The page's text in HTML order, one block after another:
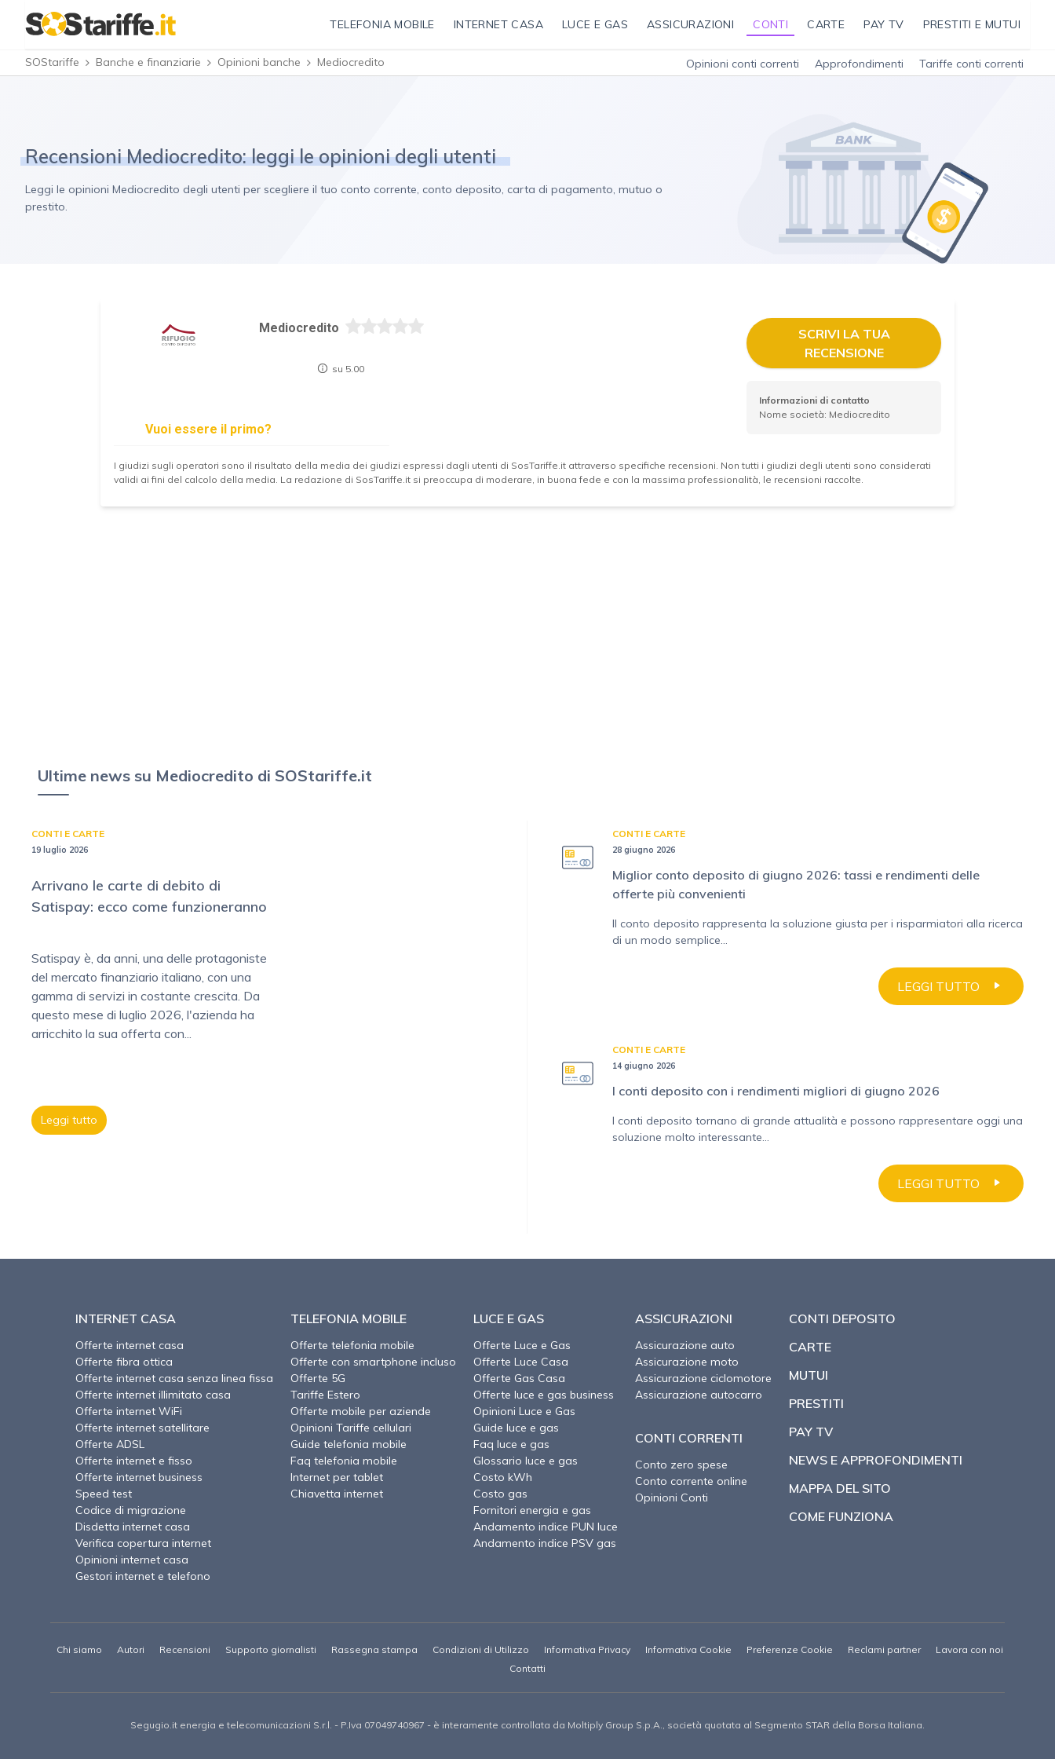
TELEFONIA MOBILE INTERNET CASA LUCE E GAS ASSICURAZIONI CONTI CARTE PAY TV PRESTITI E MUTUI
SOStariffe Banche e finanziarie Opinioni banche Mediocredito Opinioni conti correnti Approfondimenti Tariffe conti correnti
Recensioni Mediocredito: leggi le opinioni degli utenti
Leggi le opinioni Mediocredito degli utenti per scegliere il tuo conto corrente, conto deposito, carta di pagamento, mutuo o
prestito.
Mediocredito
su 5.00
Vuoi essere il primo?
SCRIVI LA TUA
RECENSIONE
Informazioni di contatto
Nome società: Mediocredito
I giudizi sugli operatori sono il risultato della media dei giudizi espressi dagli utenti di SosTariffe.it attraverso specifiche recensioni. Non tutti i giudizi degli utenti sono considerati
validi ai fini del calcolo della media. La redazione di SosTariffe.it si preoccupa di moderare, in buona fede e con la massima professionalità, le recensioni raccolte.
Ultime news su Mediocredito di SOStariffe.it
CONTI E CARTE
19 luglio 2026
Arrivano le carte di debito di
Satispay: ecco come funzioneranno
Satispay è, da anni, una delle protagoniste
del mercato finanziario italiano, con una
gamma di servizi in costante crescita. Da
questo mese di luglio 2026, l'azienda ha
arricchito la sua offerta con...
Leggi tutto
CONTI E CARTE
28 giugno 2026
Miglior conto deposito di giugno 2026: tassi e rendimenti delle
offerte più convenienti
Il conto deposito rappresenta la soluzione giusta per i risparmiatori alla ricerca
di un modo semplice...
LEGGI TUTTO
CONTI E CARTE
14 giugno 2026
I conti deposito con i rendimenti migliori di giugno 2026
I conti deposito tornano di grande attualità e possono rappresentare oggi una
soluzione molto interessante...
LEGGI TUTTO
INTERNET CASA
Offerte internet casa
Offerte fibra ottica
Offerte internet casa senza linea fissa
Offerte internet illimitato casa
Offerte internet WiFi
Offerte internet satellitare
Offerte ADSL
Offerte internet e fisso
Offerte internet business
Speed test
Codice di migrazione
Disdetta internet casa
Verifica copertura internet
Opinioni internet casa
Gestori internet e telefono
TELEFONIA MOBILE
Offerte telefonia mobile
Offerte con smartphone incluso
Offerte 5G
Tariffe Estero
Offerte mobile per aziende
Opinioni Tariffe cellulari
Guide telefonia mobile
Faq telefonia mobile
Internet per tablet
Chiavetta internet
LUCE E GAS
Offerte Luce e Gas
Offerte Luce Casa
Offerte Gas Casa
Offerte luce e gas business
Opinioni Luce e Gas
Guide luce e gas
Faq luce e gas
Glossario luce e gas
Costo kWh
Costo gas
Fornitori energia e gas
Andamento indice PUN luce
Andamento indice PSV gas
ASSICURAZIONI
Assicurazione auto
Assicurazione moto
Assicurazione ciclomotore
Assicurazione autocarro
CONTI CORRENTI
Conto zero spese
Conto corrente online
Opinioni Conti
CONTI DEPOSITO
CARTE
MUTUI
PRESTITI
PAY TV
NEWS E APPROFONDIMENTI
MAPPA DEL SITO
COME FUNZIONA
Chi siamo Autori Recensioni Supporto giornalisti Rassegna stampa Condizioni di Utilizzo Informativa Privacy Informativa Cookie Preferenze Cookie Reclami partner
Lavora con noi
Contatti
Segugio.it energia e telecomunicazioni S.r.l. - P.Iva 07049740967 - è interamente controllata da Moltiply Group S.p.A., società quotata al Segmento STAR della Borsa Italiana.